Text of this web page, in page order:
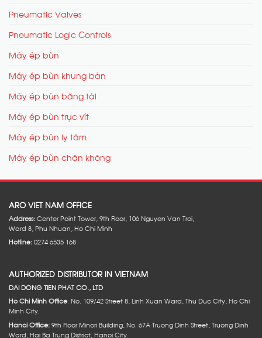
Pneumatic Valves
Pneumatic Logic Controls
Máy ép bùn
Máy ép bùn khung bản
Máy ép bùn băng tải
Máy ép bùn trục vít
Máy ép bùn ly tâm
Máy ép bùn chân không
ARO VIET NAM OFFICE
Address:Center Point Tower, 9th Floor, 106 Nguyen Van Troi,
Ward 8, Phu Nhuan, Ho Chi Minh
Hotline:0274 6535 168
AUTHORIZED DISTRIBUTOR IN VIETNAM
DAI DONG TIEN PHAT CO., LTD
Ho Chi Minh Office: No. 109/42 Street 8, Linh Xuan Ward, Thu Duc City, Ho Chi
Minh City.
Hanoi Office:9th Floor Minori Building, No. 67A Truong Dinh Street, Truong Dinh
Ward, Hai Ba Trung District, Hanoi City.